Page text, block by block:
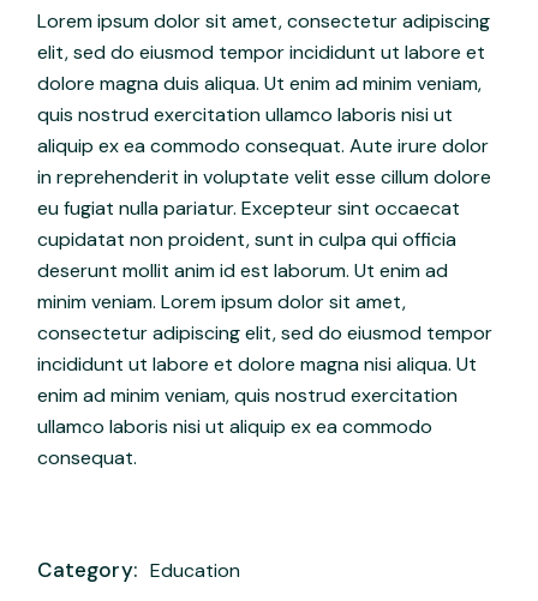
Lorem ipsum dolor sit amet, consectetur adipiscing
elit, sed do eiusmod tempor incididunt ut labore et
dolore magna duis aliqua. Ut enim ad minim veniam,
quis nostrud exercitation ullamco laboris nisi ut
aliquip ex ea commodo consequat. Aute irure dolor
in reprehenderit in voluptate velit esse cillum dolore
eu fugiat nulla pariatur. Excepteur sint occaecat
cupidatat non proident, sunt in culpa qui officia
deserunt mollit anim id est laborum. Ut enim ad
minim veniam. Lorem ipsum dolor sit amet,
consectetur adipiscing elit, sed do eiusmod tempor
incididunt ut labore et dolore magna nisi aliqua. Ut
enim ad minim veniam, quis nostrud exercitation
ullamco laboris nisi ut aliquip ex ea commodo
consequat.
Category: Education